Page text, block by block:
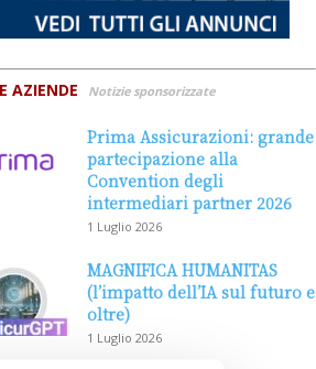
AZIENDE Notizie sponsorizzate
Prima Assicurazioni: grande
partecipazione alla
Convention degli
intermediari partner 2026
1 Luglio 2026
MAGNIFICA HUMANITAS
(l’impatto dell’IA sul futuro e
oltre)
1 Luglio 2026